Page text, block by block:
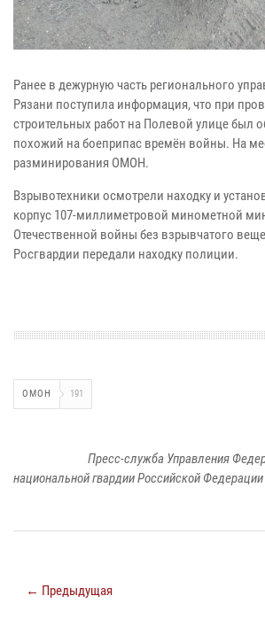
Ранее в дежурную часть регионального
Рязани поступила информация, что при
строительных работ на Полевой улице был
похожий на боеприпас времён войны. На
разминирования ОМОН.
Взрывотехники осмотрели находку и
корпус 107-миллиметровой минометной
Отечественной войны без взрывчатого
Росгвардии передали находку полиции.
ОМОН 191
Пресс-служба Управления
национальной гвардии Российской
← Предыдущая